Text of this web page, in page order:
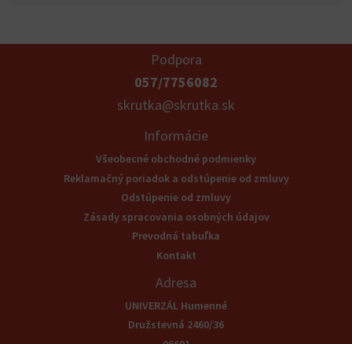
Podpora
057/7756082
skrutka@skrutka.sk
Informácie
Všeobecné obchodné podmienky
Reklamačný poriadok a odstúpenie od zmluvy
Odstúpenie od zmluvy
Zásady spracovania osobných údajov
Prevodná tabuľka
Kontakt
Adresa
UNIVERZÁL Humenné
Družstevná 2460/36